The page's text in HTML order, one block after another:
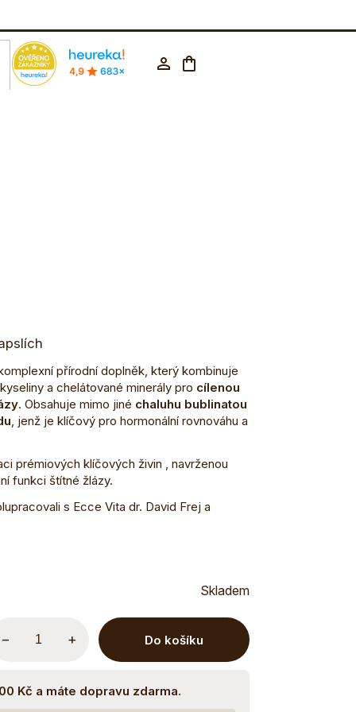
přírodní doplněk, který kombinuje
a chelátované minerály pro cílenou
. Obsahuje mimo jiné chaluhu bublinatou
, jenž je klíčový pro hormonální rovnováhu a
prémiových klíčových živin , navrženou
funkci štítné žlázy.
s Ecce Vita dr. David Frej a
Skladem
+
− Do košíku
Kč a máte dopravu zdarma.